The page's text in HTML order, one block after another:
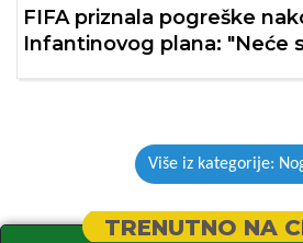
FIFA priznala pogreške
Infantinovog plana: "Neće
Više iz kategorije:
TRENUTNO NA